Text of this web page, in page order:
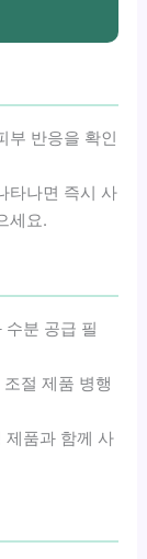
부 반응을 확인
타나면 즉시 사
세요.
수분 공급 필
절 제품 병행
제품과 함께 사